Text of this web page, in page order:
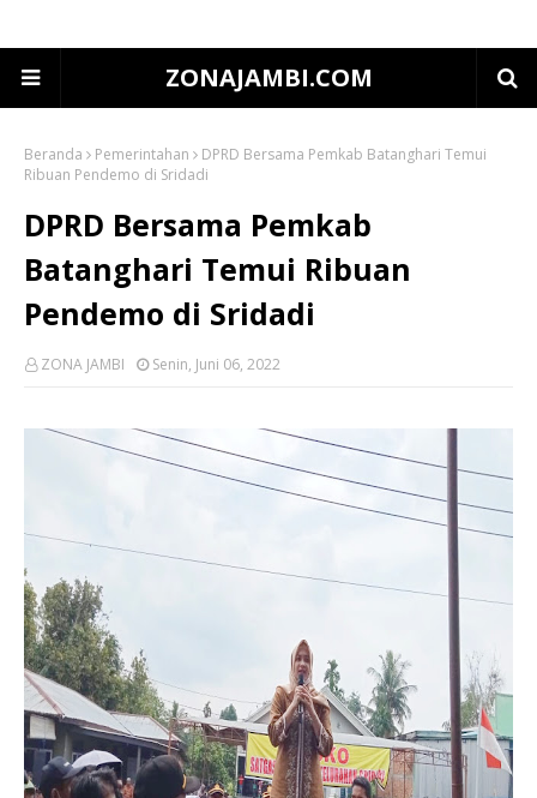
ZONAJAMBI.COM
Beranda Pemerintahan
DPRD Bersama Pemkab Batanghari Temui
Ribuan Pendemo di Sridadi
DPRD Bersama Pemkab
Batanghari Temui Ribuan
Pendemo di Sridadi
ZONA JAMBI Senin, Juni 06, 2022